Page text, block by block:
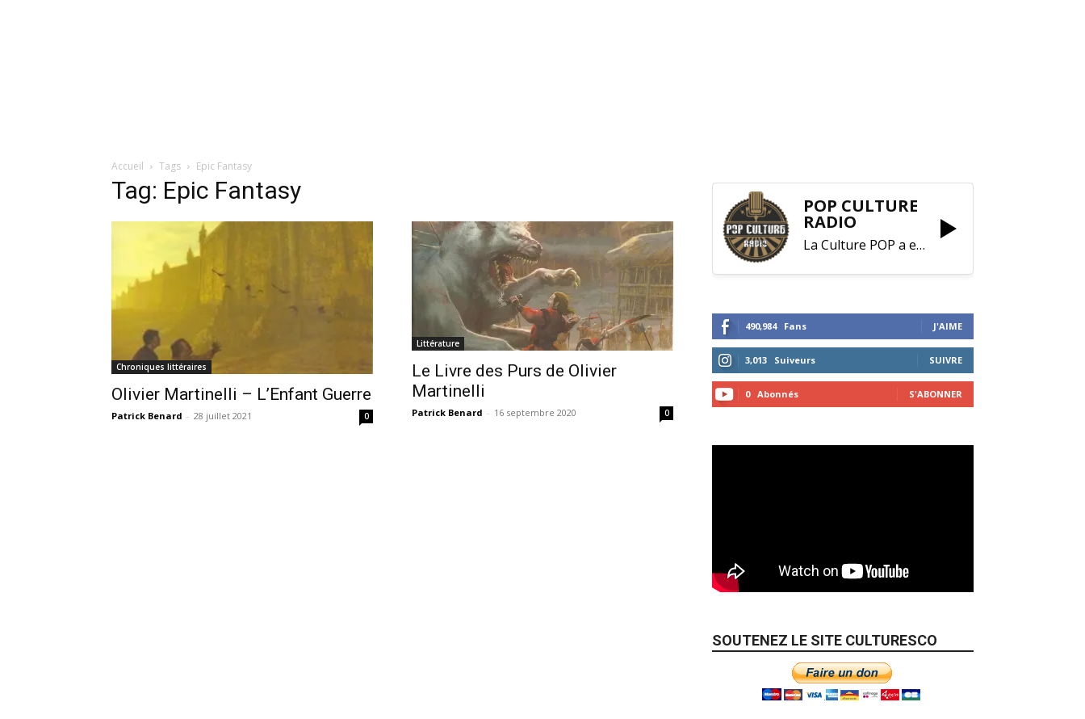
Accueil Tags Epic Fantasy
Tag: Epic Fantasy
Chroniques littéraires
Olivier Martinelli – L’Enfant Guerre
Patrick Benard - 28 juillet 2021 0
Littérature
Le Livre des Purs de Olivier
Martinelli
Patrick Benard - 16 septembre 2020 0
POP CULTURE
RADIO
La Culture POP a enfin trouvé sa RADIO !
490,984 Fans J'AIME
3,013 Suiveurs SUIVRE
0 Abonnés S'ABONNER
SOUTENEZ LE SITE CULTURESCO